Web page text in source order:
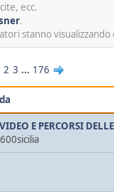
ecc.
.
stanno visualizzando
2 3 ... 176
E PERCORSI